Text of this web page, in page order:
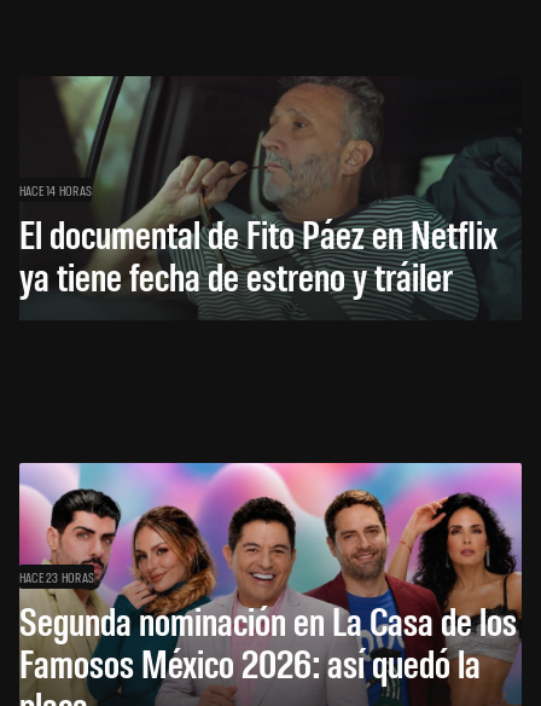
HACE 14 HORAS
El documental de Fito Páez en Netflix
ya tiene fecha de estreno y tráiler
HACE 23 HORAS
Segunda nominación en La Casa de los
Famosos México 2026: así quedó la